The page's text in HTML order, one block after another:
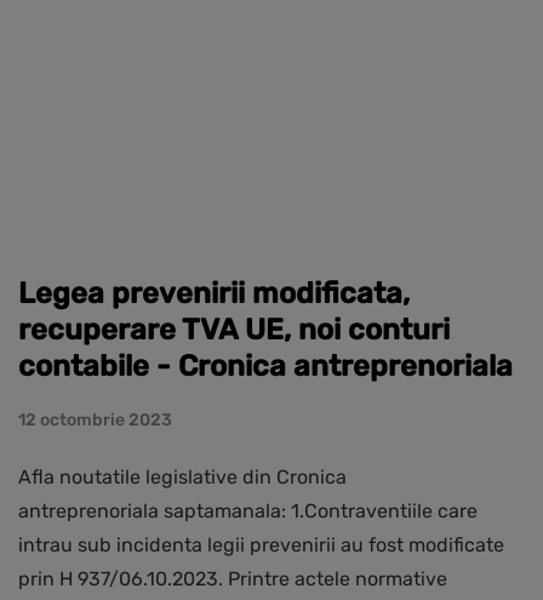
Legea prevenirii modificata,
recuperare TVA UE, noi conturi
contabile - Cronica antreprenoriala
12 octombrie 2023
Afla noutatile legislative din Cronica
antreprenoriala saptamanala: 1.Contraventiile care
intrau sub incidenta legii prevenirii au fost modificate
prin H 937/06.10.2023. Printre actele normative